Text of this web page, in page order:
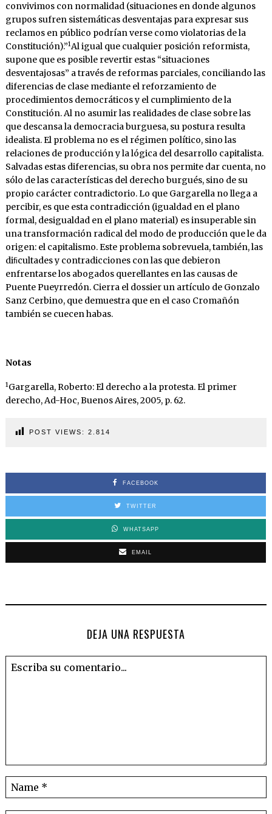
convivimos con normalidad (situaciones en donde algunos
grupos sufren sistemáticas desventajas para expresar sus
reclamos en público podrían verse como violatorias de la
Constitución).”1Al igual que cualquier posición reformista,
supone que es posible revertir estas “situaciones
desventajosas” a través de reformas parciales, conciliando las
diferencias de clase mediante el reforzamiento de
procedimientos democráticos y el cumplimiento de la
Constitución. Al no asumir las realidades de clase sobre las
que descansa la democracia burguesa, su postura resulta
idealista. El problema no es el régimen político, sino las
relaciones de producción y la lógica del desarrollo capitalista.
Salvadas estas diferencias, su obra nos permite dar cuenta, no
sólo de las características del derecho burgués, sino de su
propio carácter contradictorio. Lo que Gargarella no llega a
percibir, es que esta contradicción (igualdad en el plano
formal, desigualdad en el plano material) es insuperable sin
una transformación radical del modo de producción que le da
origen: el capitalismo. Este problema sobrevuela, también, las
diﬁcultades y contradicciones con las que debieron
enfrentarse los abogados querellantes en las causas de
Puente Pueyrredón. Cierra el dossier un artículo de Gonzalo
Sanz Cerbino, que demuestra que en el caso Cromañón
también se cuecen habas.
Notas
1Gargarella, Roberto: El derecho a la protesta. El primer
derecho, Ad-Hoc, Buenos Aires, 2005, p. 62.
POST VIEWS: 2.814
FACEBOOK
TWITTER
WHATSAPP
EMAIL
DEJA UNA RESPUESTA